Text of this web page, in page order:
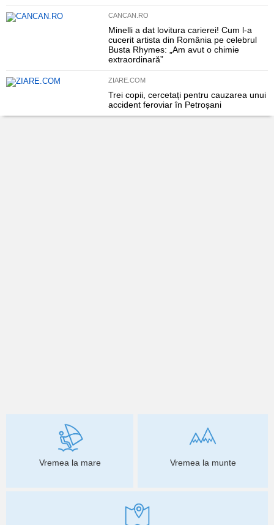
CANCAN.RO
Minelli a dat lovitura carierei! Cum l-a
cucerit artista din România pe celebrul
Busta Rhymes: „Am avut o chimie
extraordinară”
ZIARE.COM
Trei copii, cercetați pentru cauzarea unui
accident feroviar în Petroșani
Vremea la mare Vremea la munte